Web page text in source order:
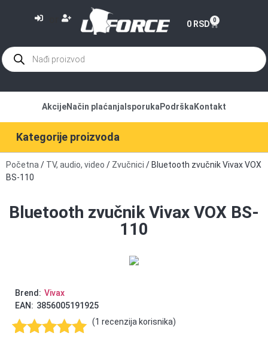
0 RSD 0
Kategorije proizvoda
AkcijeNačin plaćanja Isporuka Podrška Kontakt
Početna / TV, audio, video / Zvučnici / Bluetooth zvučnik Vivax VOX
BS-110
Bluetooth zvučnik Vivax VOX BS-
110
Brend: Vivax
EAN: 3856005191925
(1 recenzija korisnika)